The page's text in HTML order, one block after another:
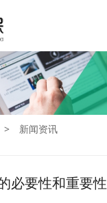
> 新闻资讯
必要性和重要性